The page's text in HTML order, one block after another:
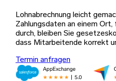
Lohnabrechnung leicht
Zahlungsdaten an einem Ort,
durch, bleiben Sie
dass Mitarbeitende korrekt
Termin anfragen